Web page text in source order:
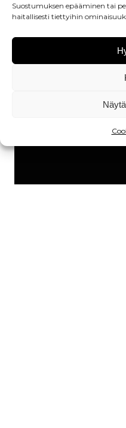
Suostumuksen epääminen tai
haitallisesti tiettyihin